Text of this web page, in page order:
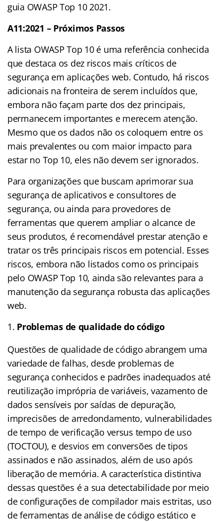
guia OWASP Top 10 2021.
A11:2021 – Próximos Passos
A lista OWASP Top 10 é uma referência conhecida
que destaca os dez riscos mais críticos de
segurança em aplicações web. Contudo, há riscos
adicionais na fronteira de serem incluídos que,
embora não façam parte dos dez principais,
permanecem importantes e merecem atenção.
Mesmo que os dados não os coloquem entre os
mais prevalentes ou com maior impacto para
estar no Top 10, eles não devem ser ignorados.
Para organizações que buscam aprimorar sua
segurança de aplicativos e consultores de
segurança, ou ainda para provedores de
ferramentas que querem ampliar o alcance de
seus produtos, é recomendável prestar atenção e
tratar os três principais riscos em potencial. Esses
riscos, embora não listados como os principais
pelo OWASP Top 10, ainda são relevantes para a
manutenção da segurança robusta das aplicações
web.
Problemas de qualidade do código
Questões de qualidade de código abrangem uma
variedade de falhas, desde problemas de
segurança conhecidos e padrões inadequados até
reutilização imprópria de variáveis, vazamento de
dados sensíveis por saídas de depuração,
imprecisões de arredondamento, vulnerabilidades
de tempo de verificação versus tempo de uso
(TOCTOU), e desvios em conversões de tipos
assinados e não assinados, além de uso após
liberação de memória. A característica distintiva
dessas questões é a sua detectabilidade por meio
de configurações de compilador mais estritas, uso
de ferramentas de análise de código estático e